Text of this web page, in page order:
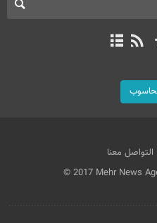
التواصل معنا
© 2017 Mehr News